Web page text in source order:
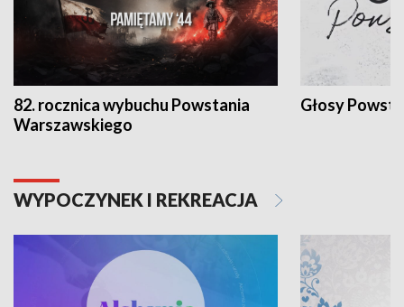
82. rocznica wybuchu Powstania
Warszawskiego
Głosy
WYPOCZYNEK I REKREACJA